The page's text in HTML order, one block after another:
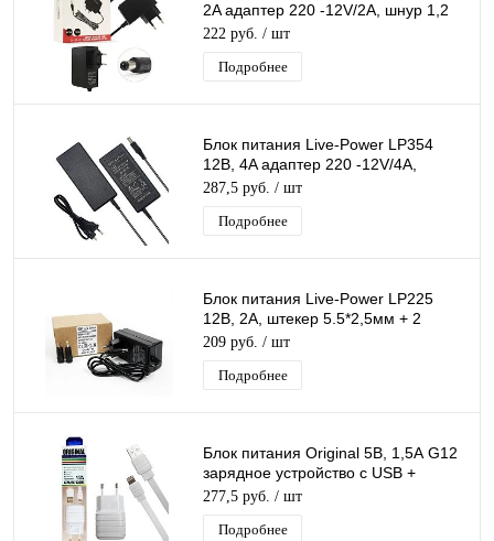
2A адаптер 220 -12V/2A, шнур 1,2
м, штекер 5.5*2,5 мм
222 руб. / шт
Подробнее
Блок питания Live-Power LP354
12В, 4A адаптер 220 -12V/4A,
штекер 5.5*2,5 мм
287,5 руб. / шт
Подробнее
Блок питания Live-Power LP225
12В, 2A, штекер 5.5*2,5мм + 2
насадки (4,0*1,7 / 5,5*1,35), шнур 1
м
209 руб. / шт
Подробнее
Блок питания Original 5В, 1,5А G12
зарядное устройство с USB +
кабель Iphone 1 м белый
277,5 руб. / шт
Подробнее